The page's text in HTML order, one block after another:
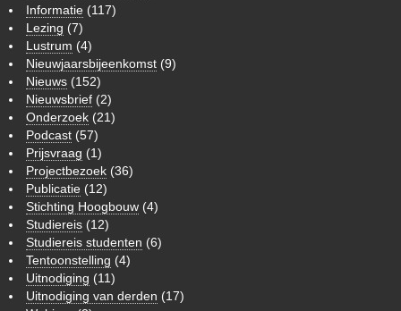
Informatie (117)
Lezing (7)
Lustrum (4)
Nieuwjaarsbijeenkomst (9)
Nieuws (152)
Nieuwsbrief (2)
Onderzoek (21)
Podcast (57)
Prijsvraag (1)
Projectbezoek (36)
Publicatie (12)
Stichting Hoogbouw (4)
Studiereis (12)
Studiereis studenten (6)
Tentoonstelling (4)
Uitnodiging (11)
Uitnodiging van derden (17)